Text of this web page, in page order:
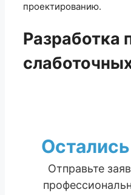
проектированию.
Разработка
Отправьте